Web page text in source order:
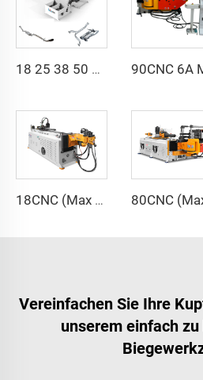
18 25 38 50 CNC 4A 2S Stahl Automatische Rohrbiegemaschine und Rohrbiegemaschinen Preis mit Schub 1 Zoll 2 Zoll 3 Zoll Linie
18CNC (Max Ø18mm)
Vereinfachen Sie Ihre
unserem einfach